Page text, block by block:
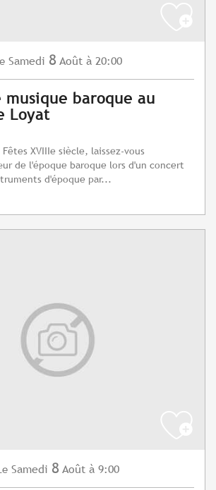
Samedi 8 Août à 20:00
musique baroque au
Loyat
XVIIIe siècle, laissez-vous
de l'époque baroque lors d'un concert
d'époque par...
Samedi 8 Août à 9:00